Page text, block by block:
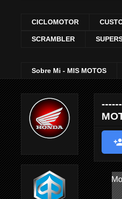
CICLOMOTOR
SCRAMBLER
Sobre Mi - MIS MOTOS